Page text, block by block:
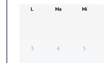
L Ma Mi
3 4 5